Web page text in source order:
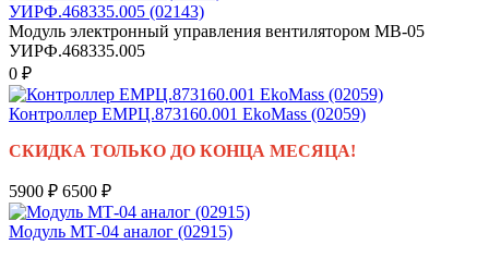
УИРФ.468335.005 (02143)
Модуль электронный управления вентилятором МВ-05
УИРФ.468335.005
0 ₽
Контроллер ЕМРЦ.873160.001 EkoMass (02059)
СКИДКА ТОЛЬКО ДО КОНЦА МЕСЯЦА!
5900 ₽ 6500 ₽
Модуль МТ-04 аналог (02915)